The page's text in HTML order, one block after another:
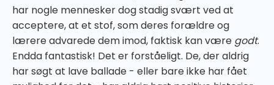
har nogle mennesker dog stadig svært ved at
acceptere, at et stof, som deres forældre og
lærere advarede dem imod, faktisk kan være godt.
Endda fantastisk! Det er forståeligt. De, der aldrig
har søgt at lave ballade - eller bare ikke har fået